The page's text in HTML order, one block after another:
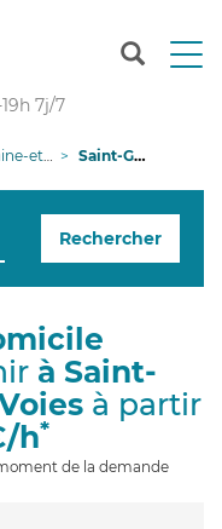
T
n
g
o
n
7j/7
et-Loire Saint-Georges-des-Sept-Voies
Rechercher
à Saint-
à partir
h*
de la demande